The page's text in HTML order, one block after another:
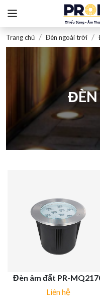
Trang chủ Đèn ngoài trời
Đèn âm đất PR-
Liên hệ